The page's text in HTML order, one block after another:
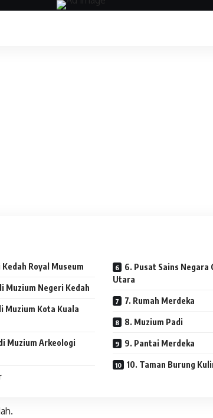
Royal Museum
Muzium Negeri Kedah
Muzium Kota Kuala
Muzium Arkeologi
6. Pusat Sains Negara
Utara
7. Rumah Merdeka
8. Muzium Padi
9. Pantai Merdeka
10. Taman Burung